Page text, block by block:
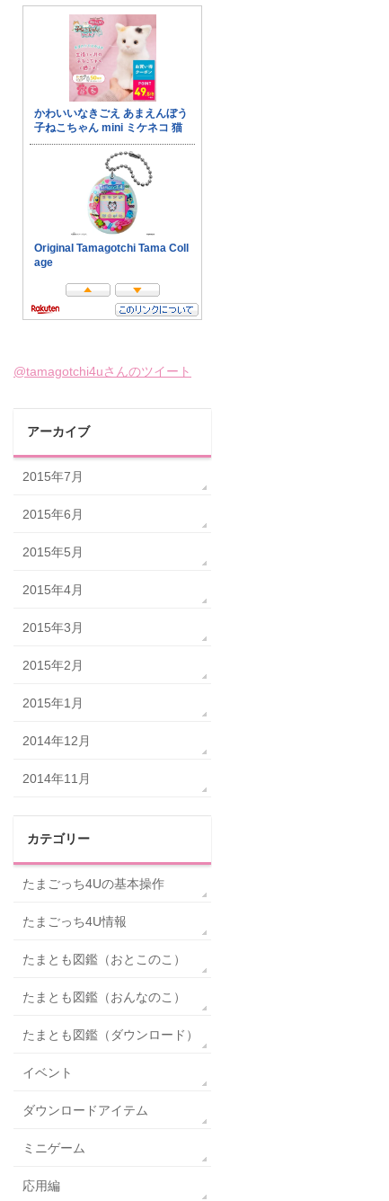
@tamagotchi4uさんのツイート
アーカイブ
2015年7月
2015年6月
2015年5月
2015年4月
2015年3月
2015年2月
2015年1月
2014年12月
2014年11月
カテゴリー
たまごっち4Uの基本操作
たまごっち4U情報
たまとも図鑑（おとこのこ）
たまとも図鑑（おんなのこ）
たまとも図鑑（ダウンロード）
イベント
ダウンロードアイテム
ミニゲーム
応用編